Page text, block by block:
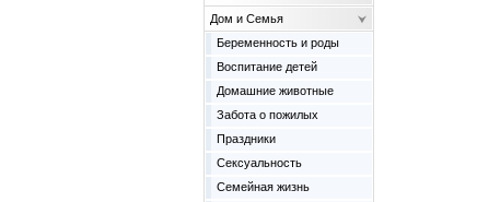
Дом и Семья
Беременность и роды
Воспитание детей
Домашние животные
Забота о пожилых
Праздники
Сексуальность
Семейная жизнь